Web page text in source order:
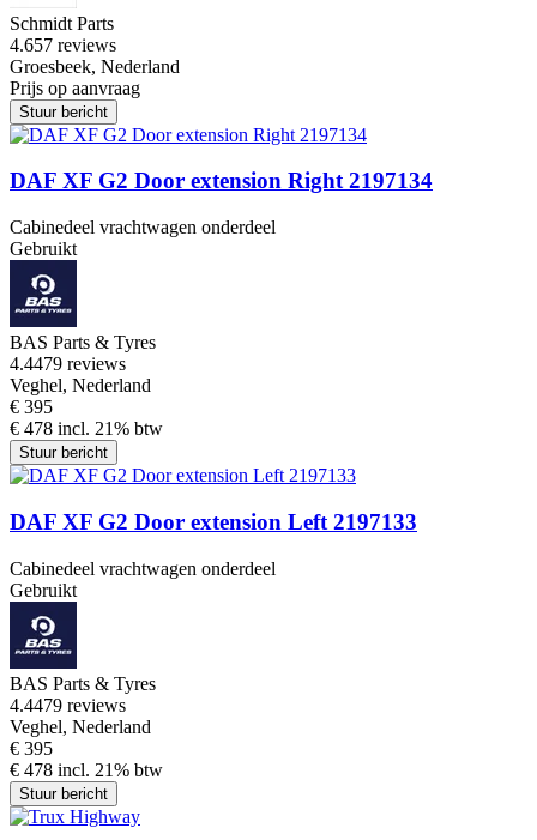
Schmidt Parts
4.657 reviews
Groesbeek, Nederland
Prijs op aanvraag
Stuur bericht
DAF XF G2 Door extension Right 2197134
Cabinedeel vrachtwagen onderdeel
Gebruikt
BAS Parts & Tyres
4.4479 reviews
Veghel, Nederland
€ 395
€ 478 incl. 21% btw
Stuur bericht
DAF XF G2 Door extension Left 2197133
Cabinedeel vrachtwagen onderdeel
Gebruikt
BAS Parts & Tyres
4.4479 reviews
Veghel, Nederland
€ 395
€ 478 incl. 21% btw
Stuur bericht